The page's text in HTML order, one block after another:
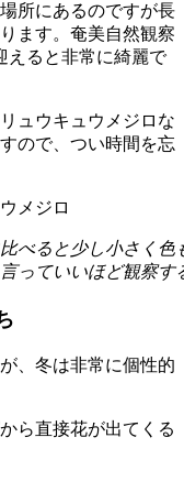
所にあるのですが長
ます。奄美自然観察
えると非常に綺麗で
ュウキュウメジロな
ので、つい時間を忘
べると少し小さく
っていいほど観察す
、冬は非常に個性的
ら直接花が出てくる